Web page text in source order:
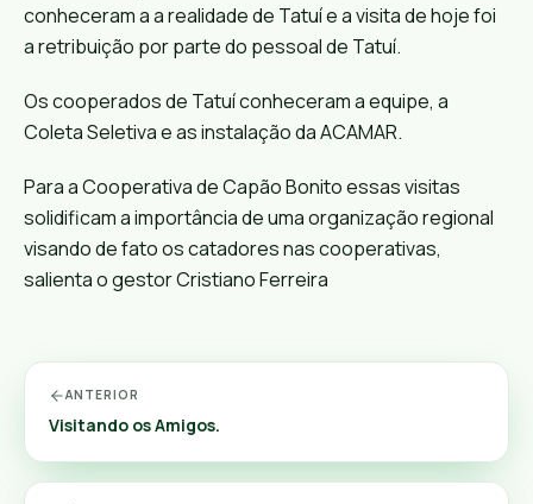
conheceram a a realidade de Tatuí e a visita de hoje foi
a retribuição por parte do pessoal de Tatuí.
Os cooperados de Tatuí conheceram a equipe, a
Coleta Seletiva e as instalação da ACAMAR.
Para a Cooperativa de Capão Bonito essas visitas
solidificam a importância de uma organização regional
visando de fato os catadores nas cooperativas,
salienta o gestorCristiano Ferreira
ANTERIOR
Visitando os Amigos.